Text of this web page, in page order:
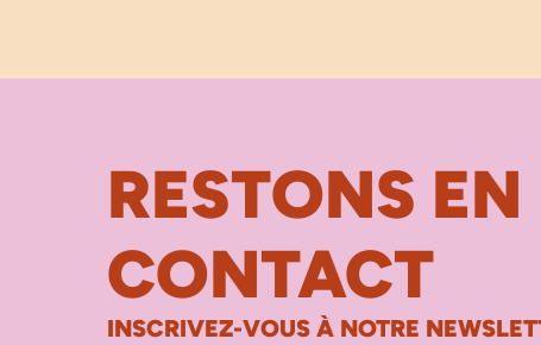
RESTONS EN
CONTACT
INSCRIVEZ-VOUS À NOTRE